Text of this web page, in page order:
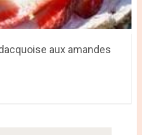
aux amandes